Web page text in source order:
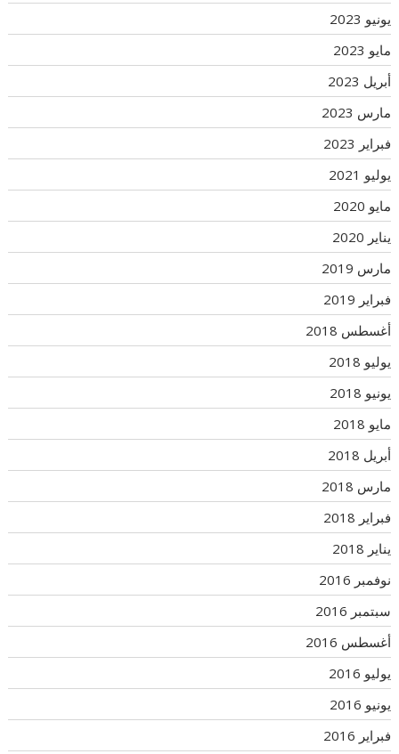
يونيو 2023
مايو 2023
أبريل 2023
مارس 2023
فبراير 2023
يوليو 2021
مايو 2020
يناير 2020
مارس 2019
فبراير 2019
أغسطس 2018
يوليو 2018
يونيو 2018
مايو 2018
أبريل 2018
مارس 2018
فبراير 2018
يناير 2018
نوفمبر 2016
سبتمبر 2016
أغسطس 2016
يوليو 2016
يونيو 2016
فبراير 2016